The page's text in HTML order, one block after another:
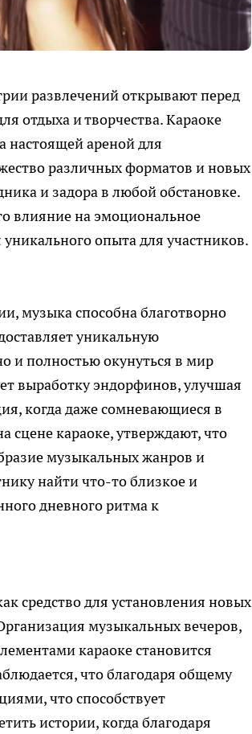
развлечений открывают перед
отдыха и творчества. Караоке
настоящей ареной для
различных форматов и новых
и задора в любой обстановке.
влияние на эмоциональное
опыта для участников.
музыка способна благотворно
уникальную
и полностью окунуться в мир
выработку эндорфинов, улучшая
когда даже сомневающиеся в
сцене караоке, утверждают, что
музыкальных жанров и
найти что-то близкое и
дневного ритма к
средство для установления новых
музыкальных вечеров,
караоке становится
что благодаря общему
что способствует
истории, когда благодаря